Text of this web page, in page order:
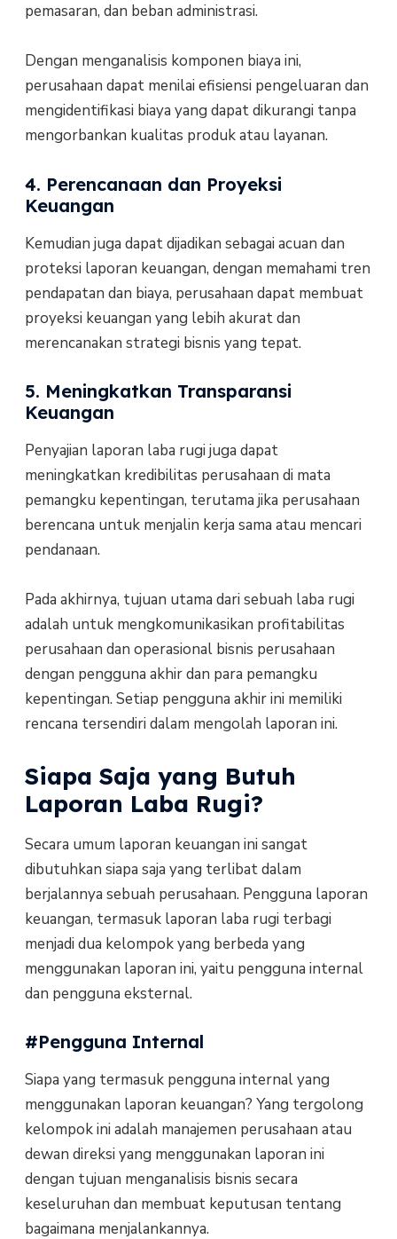
pemasaran, dan beban administrasi.
Dengan menganalisis komponen biaya ini,
perusahaan dapat menilai efisiensi pengeluaran dan
mengidentifikasi biaya yang dapat dikurangi tanpa
mengorbankan kualitas produk atau layanan.
4. Perencanaan dan Proyeksi
Keuangan
Kemudian juga dapat dijadikan sebagai acuan dan
proteksi laporan keuangan, dengan memahami tren
pendapatan dan biaya, perusahaan dapat membuat
proyeksi keuangan yang lebih akurat dan
merencanakan strategi bisnis yang tepat.
5. Meningkatkan Transparansi
Keuangan
Penyajian laporan laba rugi juga dapat
meningkatkan kredibilitas perusahaan di mata
pemangku kepentingan, terutama jika perusahaan
berencana untuk menjalin kerja sama atau mencari
pendanaan.
Pada akhirnya, tujuan utama dari sebuah laba rugi
adalah untuk mengkomunikasikan profitabilitas
perusahaan dan operasional bisnis perusahaan
dengan pengguna akhir dan para pemangku
kepentingan. Setiap pengguna akhir ini memiliki
rencana tersendiri dalam mengolah laporan ini.
Siapa Saja yang Butuh
Laporan Laba Rugi?
Secara umum laporan keuangan ini sangat
dibutuhkan siapa saja yang terlibat dalam
berjalannya sebuah perusahaan. Pengguna laporan
keuangan, termasuk laporan laba rugi terbagi
menjadi dua kelompok yang berbeda yang
menggunakan laporan ini, yaitu pengguna internal
dan pengguna eksternal.
#Pengguna Internal
Siapa yang termasuk pengguna internal yang
menggunakan laporan keuangan? Yang tergolong
kelompok ini adalah manajemen perusahaan atau
dewan direksi yang menggunakan laporan ini
dengan tujuan menganalisis bisnis secara
keseluruhan dan membuat keputusan tentang
bagaimana menjalankannya.